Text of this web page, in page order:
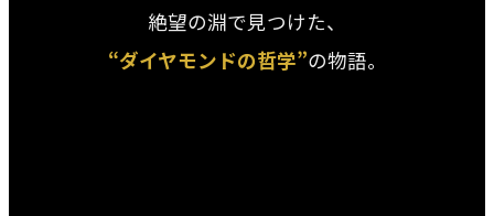
絶望の淵で見つけた、
“ダイヤモンドの哲学”の物語。